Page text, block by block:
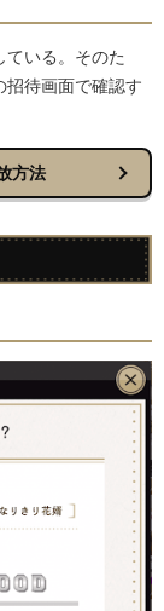
ている。そのた
招待画面で確認す
方法